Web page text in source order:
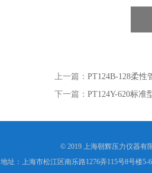
上一篇： PT124B-128柔
下一篇： PT124Y-620标准
© 2019 上海朝辉压力仪器有
地址：上海市松江区南乐路1276弄115号8号楼5-